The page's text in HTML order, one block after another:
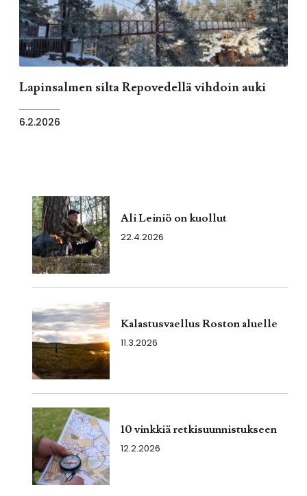
Lapinsalmen silta Repovedellä vihdoin auki
6.2.2026
Ali Leiniö on kuollut
22.4.2026
Kalastusvaellus Roston aluelle
11.3.2026
10 vinkkiä retkisuunnistukseen
12.2.2026